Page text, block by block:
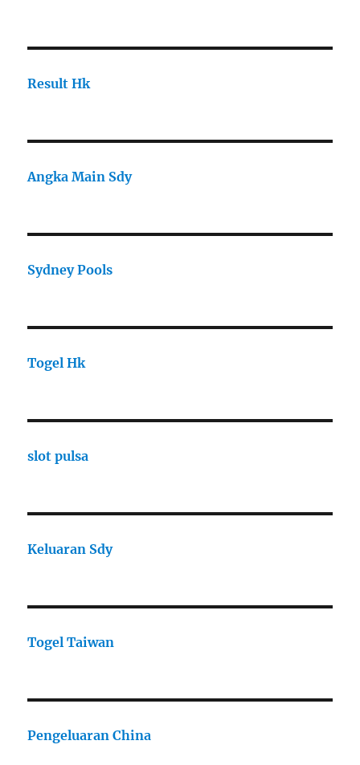
Result Hk
Angka Main Sdy
Sydney Pools
Togel Hk
slot pulsa
Keluaran Sdy
Togel Taiwan
Pengeluaran China